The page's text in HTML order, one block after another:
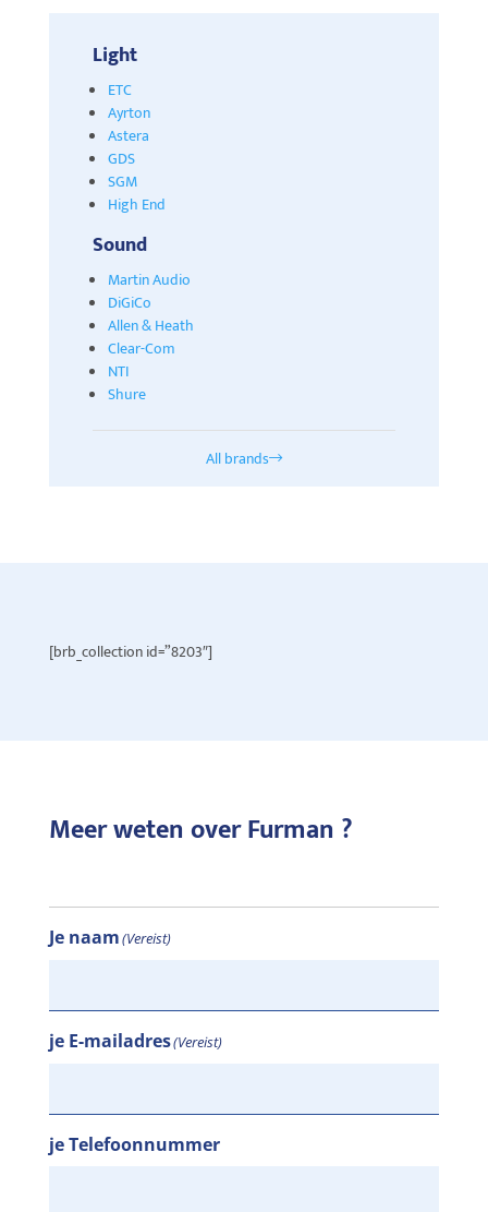
Light
ETC
Ayrton
Astera
GDS
SGM
High End
Sound
Martin Audio
DiGiCo
Allen & Heath
Clear-Com
NTI
Shure
All brands
[brb_collection id=”8203″]
Meer weten over Furman ?
Je naam(Vereist)
je E-mailadres(Vereist)
je Telefoonnummer